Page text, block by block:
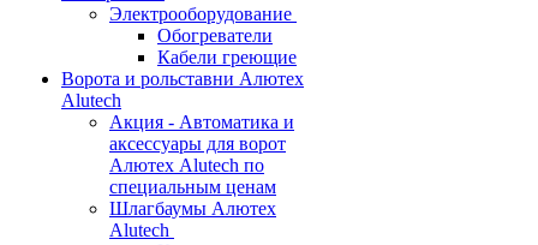
Электрооборудование
Обогреватели
Кабели греющие
Ворота и рольставни Алютех
Alutech
Акция - Автоматика и
аксессуары для ворот
Алютех Alutech по
специальным ценам
Шлагбаумы Алютех
Alutech